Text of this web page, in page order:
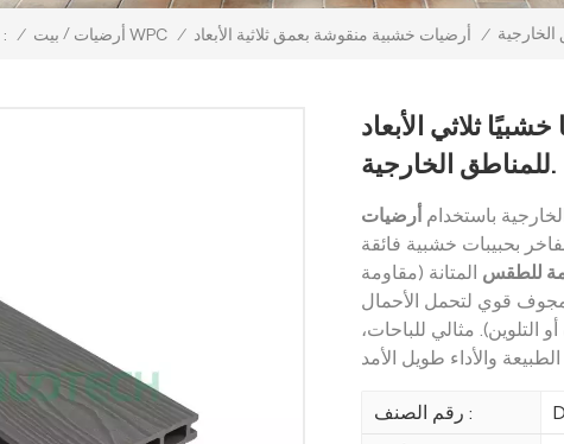
أنت في الداخل : / بيت / أرضيات WPC / أرضيات خشبية منقوشة بعمق ثلاثية الأبعاد /
ثلاثي الأبعاد
للمناطق الخارجية.
باستخدام أرضيات WPC منقوشة بعمق ثلاثي
بحبيبات خشبية فائقة
للطقس المتانة (مقاومة
مجوف قوي لتحمل الأحمال
التلوين). مثالي للباحات،
رقم الصنف :